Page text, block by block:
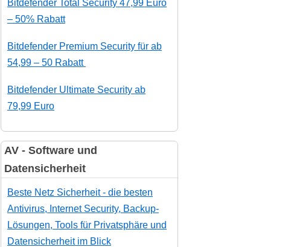
Bitdefender Total Security 47,99 Euro
– 50% Rabatt
Bitdefender Premium Security für ab
54,99 – 50 Rabatt
Bitdefender Ultimate Security ab
79,99 Euro
AV - Software und
Datensicherheit
Beste Netz Sicherheit - die besten
Antivirus, Internet Security, Backup-
Lösungen, Tools für Privatsphäre und
Datensicherheit im Blick